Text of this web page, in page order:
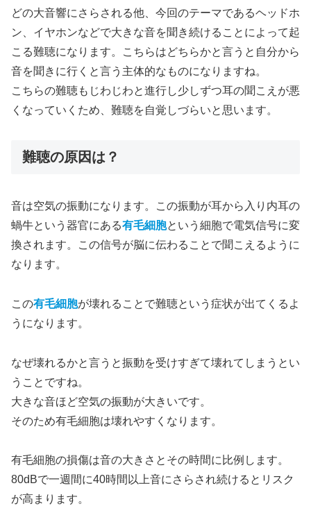
どの大音響にさらされる他、今回のテーマであるヘッドホ
ン、イヤホンなどで大きな音を聞き続けることによって起
こる難聴になります。こちらはどちらかと言うと自分から
音を聞きに行くと言う主体的なものになりますね。
こちらの難聴もじわじわと進行し少しずつ耳の聞こえが悪
くなっていくため、難聴を自覚しづらいと思います。
難聴の原因は？
音は空気の振動になります。この振動が耳から入り内耳の
蝸牛という器官にある有毛細胞という細胞で電気信号に変
換されます。この信号が脳に伝わることで聞こえるように
なります。
この有毛細胞が壊れることで難聴という症状が出てくるよ
うになります。
なぜ壊れるかと言うと振動を受けすぎて壊れてしまうとい
うことですね。
大きな音ほど空気の振動が大きいです。
そのため有毛細胞は壊れやすくなります。
有毛細胞の損傷は音の大きさとその時間に比例します。
80dBで一週間に40時間以上音にさらされ続けるとリスク
が高まります。